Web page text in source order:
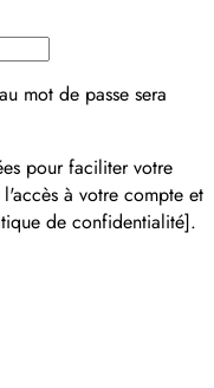
mot de passe sera
pour faciliter votre
à votre compte et
de confidentialité].